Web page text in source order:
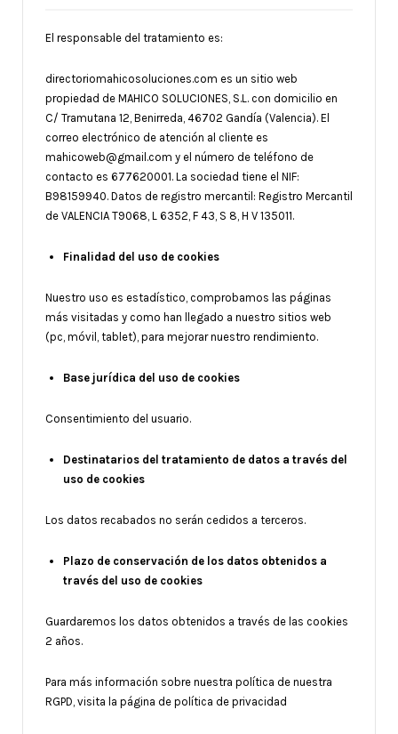
El responsable del tratamiento es:
directoriomahicosoluciones.com es un sitio web
propiedad de MAHICO SOLUCIONES, S.L. con domicilio en
C/ Tramutana 12, Benirreda, 46702 Gandía (Valencia). El
correo electrónico de atención al cliente es
mahicoweb@gmail.com y el número de teléfono de
contacto es 677620001. La sociedad tiene el NIF:
B98159940. Datos de registro mercantil: Registro Mercantil
de VALENCIA T9068, L 6352, F 43, S 8, H V 135011.
Finalidad del uso de cookies
Nuestro uso es estadístico, comprobamos las páginas
más visitadas y como han llegado a nuestro sitios web
(pc, móvil, tablet), para mejorar nuestro rendimiento.
Base jurídica del uso de cookies
Consentimiento del usuario.
Destinatarios del tratamiento de datos a través del
uso de cookies
Los datos recabados no serán cedidos a terceros.
Plazo de conservación de los datos obtenidos a
través del uso de cookies
Guardaremos los datos obtenidos a través de las cookies
2 años.
Para más información sobre nuestra política de nuestra
RGPD, visita la página de política de privacidad